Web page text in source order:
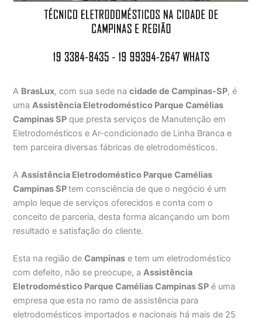
A BrasLux, com sua sede nacidade de Campinas-SP, é
umaAssistência Eletrodoméstico Parque Camélias
Campinas SP que presta serviços de Manutenção em
Eletrodomésticos e Ar-condicionado de Linha Branca e
tem parceira diversas fábricas de eletrodomésticos.
AAssistência Eletrodoméstico Parque Camélias
Campinas SPtem consciência de que o negócio é um
amplo leque de serviços oferecidos e conta com o
conceito de parceria, desta forma alcançando um bom
resultado e satisfação do cliente.
Esta na região deCampinas e tem um eletrodoméstico
com defeito, não se preocupe, aAssistência
Eletrodoméstico Parque Camélias Campinas SP é uma
empresa que esta no ramo de assistência para
eletrodomésticos importados e nacionais há mais de 25